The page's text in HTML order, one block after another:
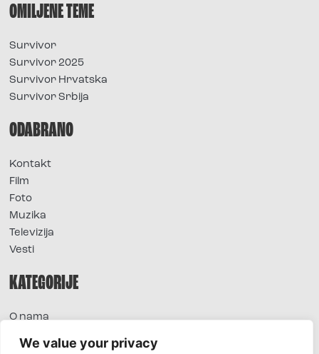
We value your privacy
OMILJENE TEME
Survivor
Survivor 2025
Survivor Hrvatska
Survivor Srbija
ODABRANO
Kontakt
Film
Foto
Muzika
Televizija
Vesti
KATEGORIJE
O nama
Extra